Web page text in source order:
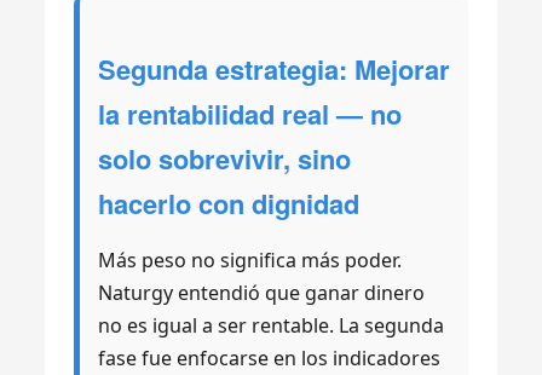
Segunda estrategia: Mejorar
la rentabilidad real — no
solo sobrevivir, sino
hacerlo con dignidad
Más peso no significa más poder.
Naturgy entendió que ganar dinero
no es igual a ser rentable. La segunda
fase fue enfocarse en los indicadores